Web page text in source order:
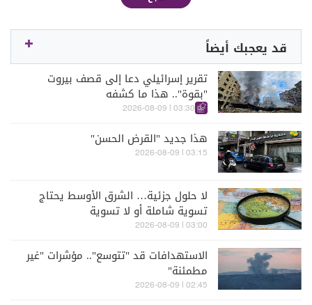
قد يعجبك أيضاً
تقرير إسرائيلي دعا إلى قصف بيروت
"بقوة".. هذا ما كشفه
03:30 | 2026-08-09
هذا جديد "القرض الحسن"
03:15 | 2026-08-09
لا حلول جزئية… الشرق الأوسط يحتاج
تسوية شاملة أو لا تسوية
03:00 | 2026-08-09
الاستهدافات قد "تتوسع".. مؤشرات "غير
مطمئنة"
02:45 | 2026-08-09